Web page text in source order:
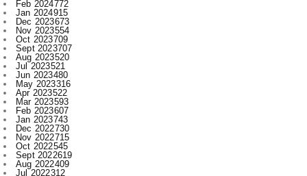
Sept 2023707
Aug 2023520
Jul 2023521
Jun 2023480
May 2023316
Apr 2023522
Mar 2023593
Feb 2023607
Jan 2023743
Dec 2022730
Nov 2022715
Oct 2022545
Sept 2022619
Aug 2022409
Jul 2022312
Jun 2022467
May 2022289
Apr 2022197
Mar 2022136